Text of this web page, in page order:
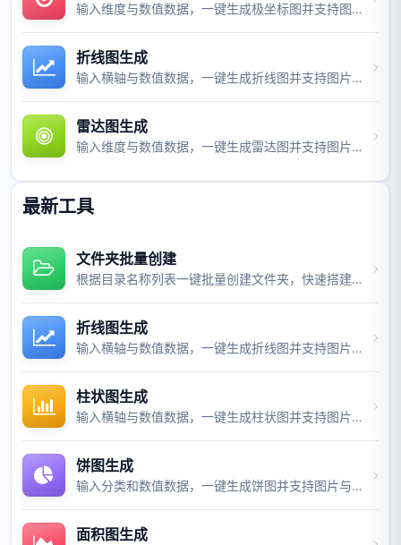
输入维度与数值数据，一键生成极坐标图并支持图片与视频导出。
折线图生成
输入横轴与数值数据，一键生成折线图并支持图片与视频导出。
雷达图生成
输入维度与数值数据，一键生成雷达图并支持图片与视频导出。
最新工具
文件夹批量创建
根据目录名称列表一键批量创建文件夹，快速搭建项目目录结构。
折线图生成
输入横轴与数值数据，一键生成折线图并支持图片与视频导出。
柱状图生成
输入横轴与数值数据，一键生成柱状图并支持图片与视频导出。
饼图生成
输入分类和数值数据，一键生成饼图并支持图片与视频导出。
面积图生成